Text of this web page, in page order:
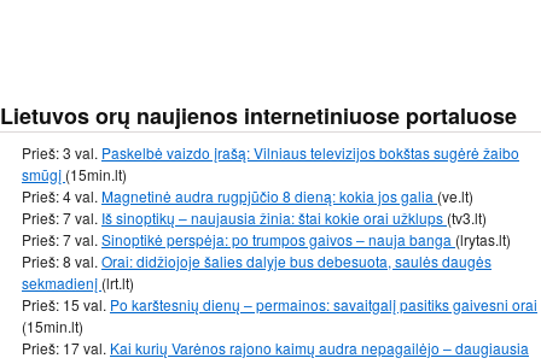
Lietuvos orų naujienos internetiniuose portaluose
Prieš: 3 val. Paskelbė vaizdo įrašą: Vilniaus televizijos bokštas sugėrė žaibo
smūgį (15min.lt)
Prieš: 4 val. Magnetinė audra rugpjūčio 8 dieną: kokia jos galia (ve.lt)
Prieš: 7 val. Iš sinoptikų – naujausia žinia: štai kokie orai užklups (tv3.lt)
Prieš: 7 val. Sinoptikė perspėja: po trumpos gaivos – nauja banga (lrytas.lt)
Prieš: 8 val. Orai: didžiojoje šalies dalyje bus debesuota, saulės daugės
sekmadienį (lrt.lt)
Prieš: 15 val. Po karštesnių dienų – permainos: savaitgalį pasitiks gaivesni orai
(15min.lt)
Prieš: 17 val. Kai kurių Varėnos rajono kaimų audra nepagailėjo – daugiausia